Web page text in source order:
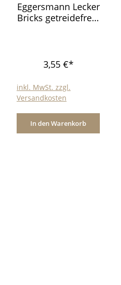
Eggersmann Lecker
Bricks getreidefrei -
3,55 €*
inkl. MwSt. zzgl.
Versandkosten
In den Warenkorb